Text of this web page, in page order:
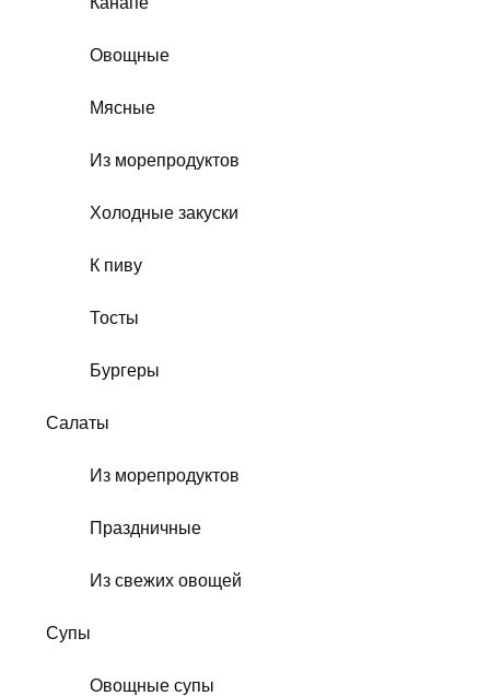
Овощные
Мясные
Из морепродуктов
Холодные закуски
К пиву
Тосты
Бургеры
Салаты
Из морепродуктов
Праздничные
Из свежих овощей
Супы
Овощные супы